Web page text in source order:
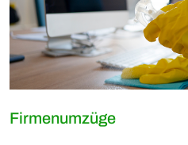
Firmenumzüge